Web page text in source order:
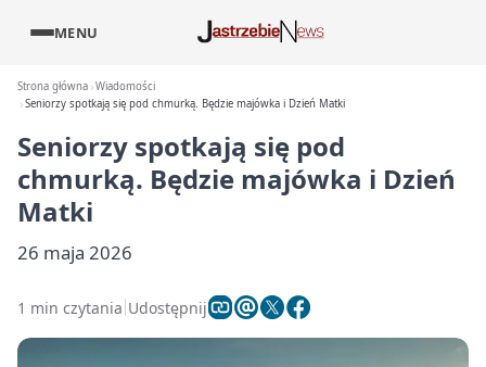
MENU
Strona główna Wiadomości
Seniorzy spotkają się pod chmurką. Będzie majówka i Dzień Matki
Seniorzy spotkają się pod
chmurką. Będzie majówka i Dzień
Matki
26 maja 2026
1 min czytania Udostępnij